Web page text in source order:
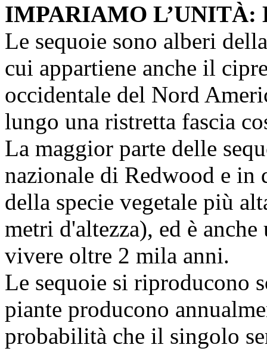
IMPARIAMO L’UNITÀ:
Le sequoie sono alberi
cui appartiene anche il
occidentale del Nord
lungo una ristretta fascia
La maggior parte delle
nazionale di Redwood e in
della specie vegetale più
metri d'altezza), ed è
vivere oltre 2 mila anni.
Le sequoie si riproducono
piante producono
probabilità che il singolo